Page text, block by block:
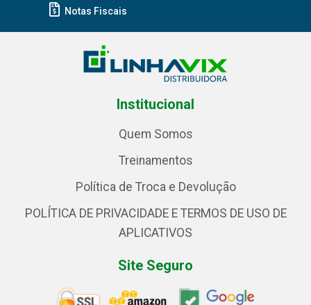
Notas Fiscais
Institucional
Quem Somos
Treinamentos
Política de Troca e Devolução
POLÍTICA DE PRIVACIDADE E TERMOS DE USO DE
APLICATIVOS
Site Seguro